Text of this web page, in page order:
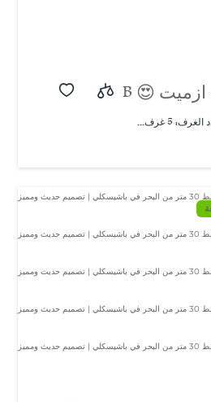
فيلا بقلب طبيعه ازميت 😍 B